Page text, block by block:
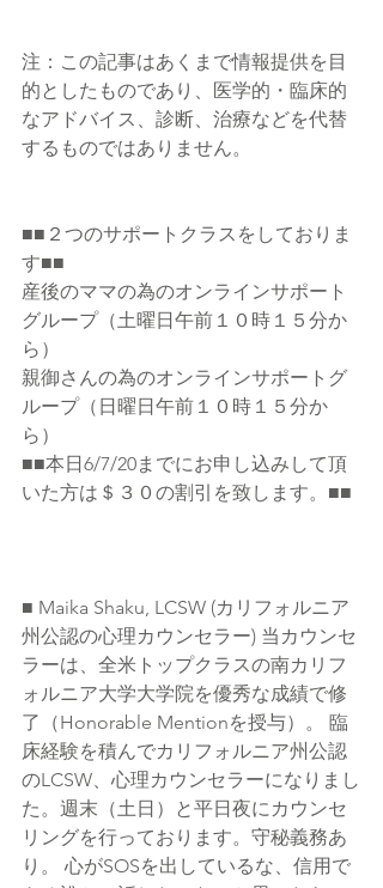
注：この記事はあくまで情報提供を目
的としたものであり、医学的・臨床的
なアドバイス、診断、治療などを代替
するものではありません。
■■２つのサポートクラスをしておりま
す■■
産後のママの為のオンラインサポート
グループ（土曜日午前１０時１５分か
ら）
親御さんの為のオンラインサポートグ
ループ（日曜日午前１０時１５分か
ら）
■■本日6/7/20までにお申し込みして頂
いた方は＄３０の割引を致します。■■
■ Maika Shaku, LCSW (カリフォルニア
州公認の心理カウンセラー) 当カウンセ
ラーは、全米トップクラスの南カリフ
ォルニア大学大学院を優秀な成績で修
了（Honorable Mentionを授与）。 臨
床経験を積んでカリフォルニア州公認
のLCSW、心理カウンセラーになりまし
た。週末（土日）と平日夜にカウンセ
リングを行っております。守秘義務あ
り。 心がSOSを出しているな、信用で